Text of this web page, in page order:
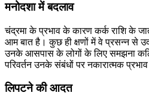
मनोदशा में बदलाव
चंद्रमा के प्रभाव के कारण कर्क राशि के
आम बात है। कुछ ही क्षणों में वे प्रसन्न से
उनके आसपास के लोगों के लिए समझना
परिवर्तन उनके संबंधों पर नकारात्मक
लिपटने की आदत